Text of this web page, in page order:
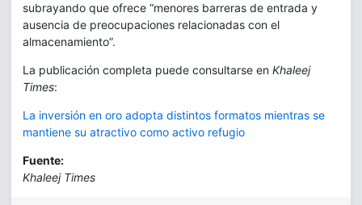
subrayando que ofrece “menores barreras de entrada y
ausencia de preocupaciones relacionadas con el
almacenamiento”.
La publicación completa puede consultarse en Khaleej
Times:
La inversión en oro adopta distintos formatos mientras se
mantiene su atractivo como activo refugio
Fuente:
Khaleej Times